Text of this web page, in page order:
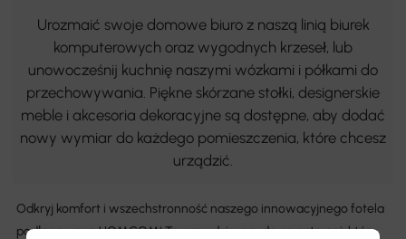
Urozmaić swoje domowe biuro z naszą linią biurek
komputerowych oraz wygodnych krzeseł, lub
unowocześnij kuchnię naszymi wózkami i półkami do
przechowywania. Piękne skórzane stołki, designerskie
meble i akcesoria dekoracyjne są dostępne, aby dodać
nowy wymiar do każdego pomieszczenia, które chcesz
urządzić.
Odkryj komfort i wszechstronność naszego innowacyjnego fotela
podłogowego HOMCOM! To prawdziwe cudo przestrzeni, które